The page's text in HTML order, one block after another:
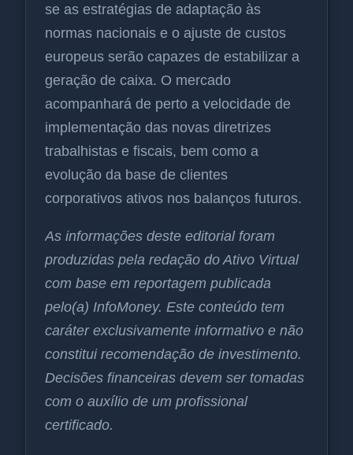
se as estratégias de adaptação às
normas nacionais e o ajuste de custos
europeus serão capazes de estabilizar a
geração de caixa. O mercado
acompanhará de perto a velocidade de
implementação das novas diretrizes
trabalhistas e fiscais, bem como a
evolução da base de clientes
corporativos ativos nos balanços futuros.
As informações deste editorial foram
produzidas pela redação do Ativo Virtual
com base em reportagem publicada
pelo(a) InfoMoney. Este conteúdo tem
caráter exclusivamente informativo e não
constitui recomendação de investimento.
Decisões financeiras devem ser tomadas
com o auxílio de um profissional
certificado.